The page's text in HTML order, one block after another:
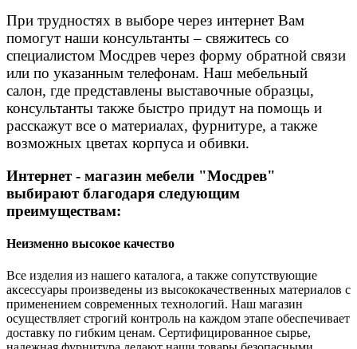
При трудностях в выборе через интернет Вам
помогут наши консультанты – свяжитесь со
специалистом Мосдрев через форму обратной связи
или по указанным телефонам. Наш мебельный
салон, где представлены выставочные образцы,
консультанты также быстро придут на помощь и
расскажут все о материалах, фурнитуре, а также
возможных цветах корпуса и обивки.
Интернет - магазин мебели "Мосдрев"
выбирают благодаря следующим
преимуществам:
Неизменно высокое качество
Все изделия из нашего каталога, а также сопутствующие
аксессуары произведены из высококачественных материалов с
применением современных технологий. Наш магазин
осуществляет строгий контроль на каждом этапе обеспечивает
доставку по гибким ценам. Сертифицированное сырье,